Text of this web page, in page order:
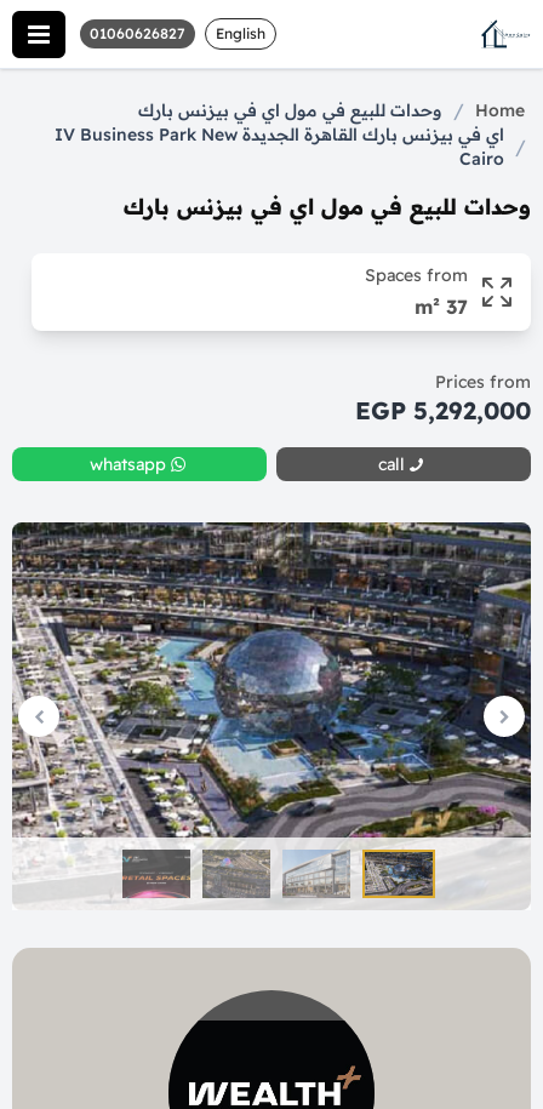
English
01060626827
Home
/ وحدات للبيع في مول اي في بيزنس بارك
/
اي في بيزنس بارك القاهرة الجديدة IV Business Park New
Cairo
وحدات للبيع في مول اي في بيزنس بارك
Spaces from
37 m²
Prices from
5,292,000 EGP
call
whatsapp